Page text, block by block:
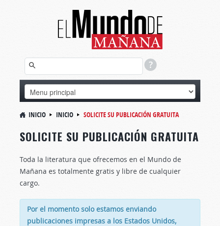
INICIO INICIO SOLICITE SU PUBLICACIÓN GRATUITA
SOLICITE SU PUBLICACIÓN GRATUITA
Toda la literatura que ofrecemos en el Mundo de
Mañana es totalmente gratis y libre de cualquier
cargo.
Por el momento solo estamos enviando
publicaciones impresas a los Estados Unidos,